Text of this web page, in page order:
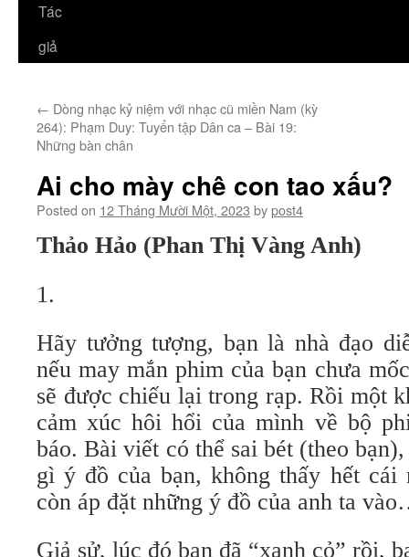
Tác
giả
← Dòng nhạc kỷ niệm với nhạc cũ miền Nam (kỳ
264): Phạm Duy: Tuyển tập Dân ca – Bài 19:
Những bàn chân
Ai cho mày chê con tao xấu?
Posted on 12 Tháng Mười Một, 2023 bypost4
Thảo Hảo (Phan Thị Vàng Anh)
1.
Hãy tưởng tượng, bạn là nhà đạo
nếu may mắn phim của bạn chưa
sẽ được chiếu lại trong rạp. Rồi một
cảm xúc hôi hổi của mình về bộ
báo. Bài viết có thể sai bét (theo
gì ý đồ của bạn, không thấy hết cái
còn áp đặt những ý đồ của anh ta
Giả sử, lúc đó bạn đã “xanh cỏ” rồi,